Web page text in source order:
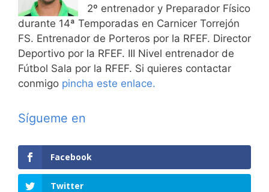
2º entrenador y Preparador Físico
durante 14ª Temporadas en Carnicer Torrejón
FS. Entrenador de Porteros por la RFEF. Director
Deportivo por la RFEF. III Nivel entrenador de
Fútbol Sala por la RFEF. Si quieres contactar
conmigo pincha este enlace.
Sígueme en
Facebook
Twitter